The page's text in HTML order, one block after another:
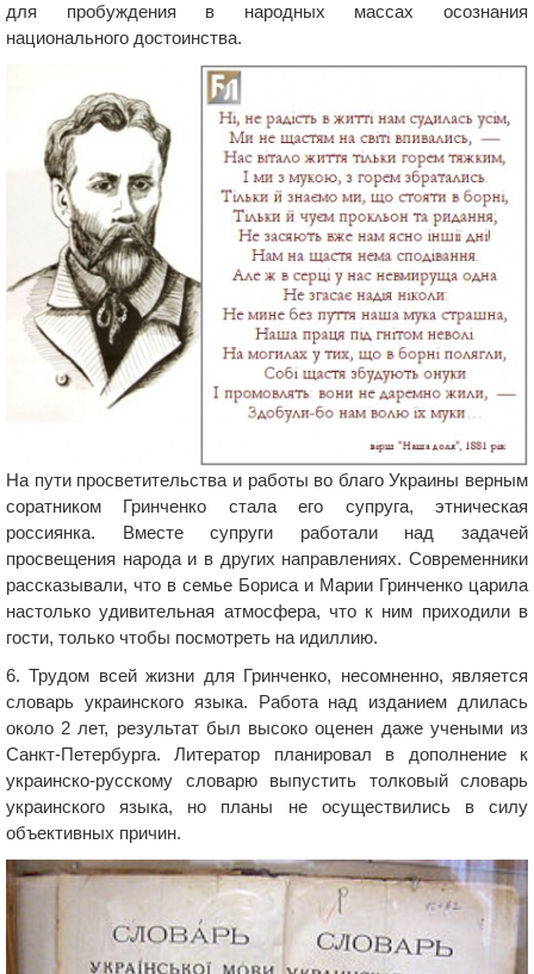
для пробуждения в народных массах осознания
национального достоинства.
На пути просветительства и работы во благо Украины верным
соратником Гринченко стала его супруга, этническая
россиянка. Вместе супруги работали над задачей
просвещения народа и в других направлениях. Современники
рассказывали, что в семье Бориса и Марии Гринченко царила
настолько удивительная атмосфера, что к ним приходили в
гости, только чтобы посмотреть на идиллию.
6. Трудом всей жизни для Гринченко, несомненно, является
словарь украинского языка. Работа над изданием длилась
около 2 лет, результат был высоко оценен даже учеными из
Санкт-Петербурга. Литератор планировал в дополнение к
украинско-русскому словарю выпустить толковый словарь
украинского языка, но планы не осуществились в силу
объективных причин.